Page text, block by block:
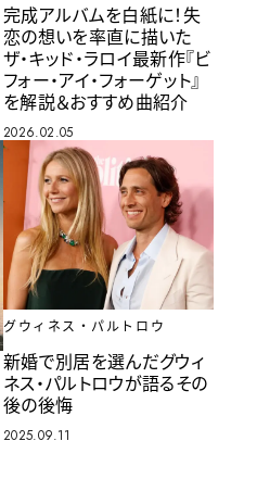
完成アルバムを白紙に！失
恋の想いを率直に描いた
ザ・キッド・ラロイ最新作『ビ
フォー・アイ・フォーゲット』
を解説＆おすすめ曲紹介
2026.02.05
グウィネス・パルトロウ
新婚で別居を選んだグウィ
ネス・パルトロウが語るその
後の後悔
2025.09.11